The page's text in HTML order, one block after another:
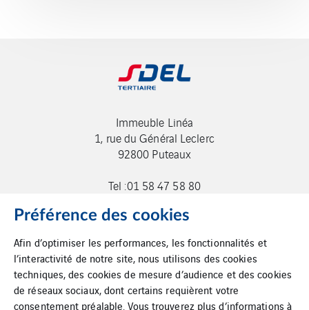
Immeuble Linéa
1, rue du Général Leclerc
92800 Puteaux
Tel :01 58 47 58 80
Préférence des cookies
Afin d’optimiser les performances, les fonctionnalités et
l’interactivité de notre site, nous utilisons des cookies
techniques, des cookies de mesure d’audience et des cookies
de réseaux sociaux, dont certains requièrent votre
consentement préalable. Vous trouverez plus d’informations à